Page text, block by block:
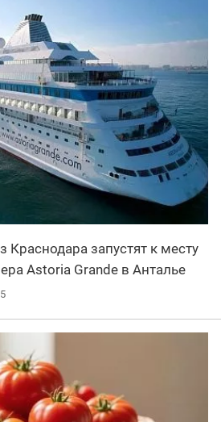
Краснодара запустят к месту
Astoria Grande в Анталье